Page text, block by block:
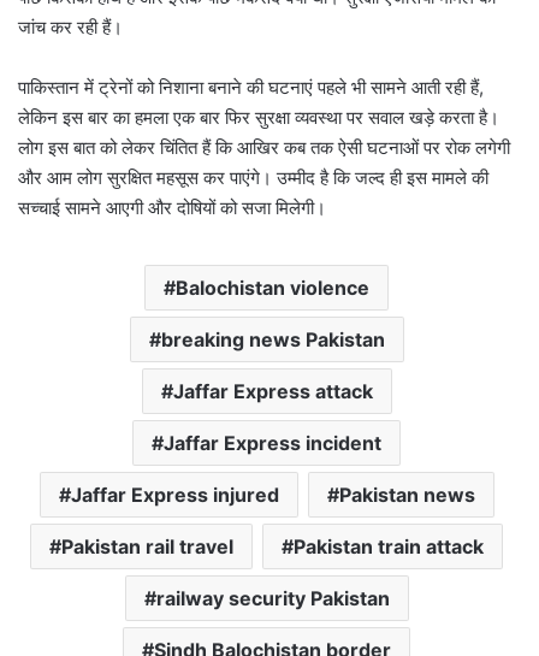
जांच कर रही हैं।
पाकिस्तान में ट्रेनों को निशाना बनाने की घटनाएं पहले भी सामने आती रही हैं,
लेकिन इस बार का हमला एक बार फिर सुरक्षा व्यवस्था पर सवाल खड़े करता है।
लोग इस बात को लेकर चिंतित हैं कि आखिर कब तक ऐसी घटनाओं पर रोक लगेगी
और आम लोग सुरक्षित महसूस कर पाएंगे। उम्मीद है कि जल्द ही इस मामले की
सच्चाई सामने आएगी और दोषियों को सजा मिलेगी।
Balochistan violence
breaking news Pakistan
Jaffar Express attack
Jaffar Express incident
Jaffar Express injured Pakistan news
Pakistan rail travel Pakistan train attack
railway security Pakistan
Sindh Balochistan border